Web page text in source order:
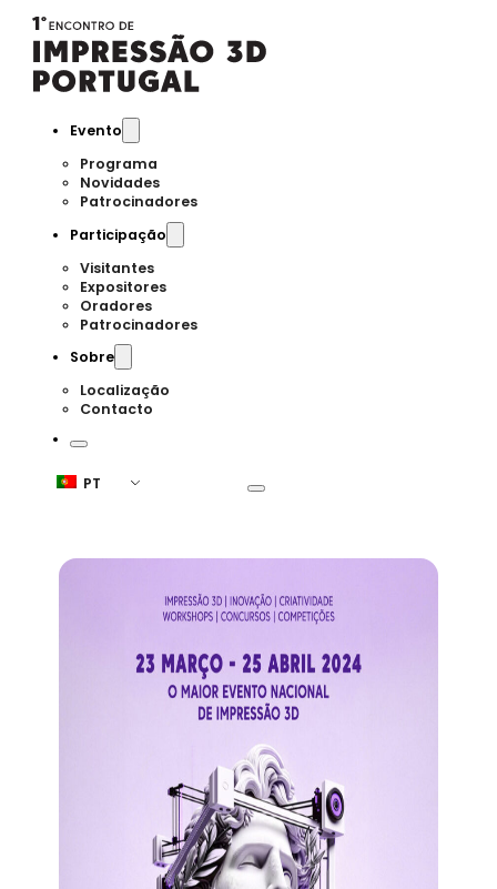
Evento
Programa
Novidades
Patrocinadores
Participação
Visitantes
Expositores
Oradores
Patrocinadores
Sobre
Localização
Contacto
PT